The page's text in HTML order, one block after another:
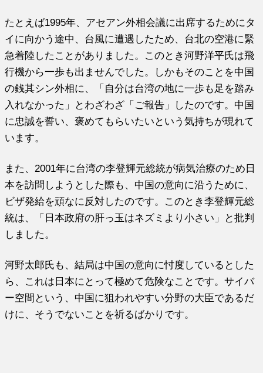
たとえば1995年、アセアン外相会議に出席するためにタ
イに向かう途中、台風に遭遇したため、台北の空港に緊
急着陸したことがありました。このとき河野洋平氏は飛
行機から一歩も出ませんでした。しかもそのことを中国
の銭其シン外相に、「自分は台湾の地に一歩も足を踏み
入れなかった」とわざわざ「ご報告」したのです。中国
に忠誠を誓い、褒めてもらいたいという気持ちが現れて
います。
また、2001年に台湾の李登輝元総統が病気治療のため日
本を訪問しようとした際も、中国の意向に沿うために、
ビザ発給を頑なに反対したのです。このとき李登輝元総
統は、「日本政府の肝っ玉はネズミより小さい」と批判
しました。
河野太郎氏も、結局は中国の意向に忖度しているとした
ら、これは日本にとって極めて危険なことです。サイバ
ー空間という、中国に狙われやすい分野の大臣であるだ
けに、そうでないことを祈るばかりです。